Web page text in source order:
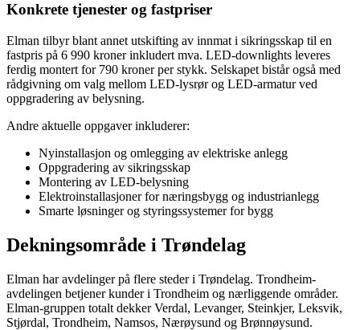
Konkrete tjenester og fastpriser
Elman tilbyr blant annet utskifting av innmat i sikringsskap til en
fastpris på 6 990 kroner inkludert mva. LED-downlights leveres
ferdig montert for 790 kroner per stykk. Selskapet bistår også med
rådgivning om valg mellom LED-lysrør og LED-armatur ved
oppgradering av belysning.
Andre aktuelle oppgaver inkluderer:
Nyinstallasjon og omlegging av elektriske anlegg
Oppgradering av sikringsskap
Montering av LED-belysning
Elektroinstallasjoner for næringsbygg og industrianlegg
Smarte løsninger og styringssystemer for bygg
Dekningsområde i Trøndelag
Elman har avdelinger på flere steder i Trøndelag. Trondheim-
avdelingen betjener kunder i Trondheim og nærliggende områder.
Elman-gruppen totalt dekker Verdal, Levanger, Steinkjer, Leksvik,
Stjørdal, Trondheim, Namsos, Nærøysund og Brønnøysund.